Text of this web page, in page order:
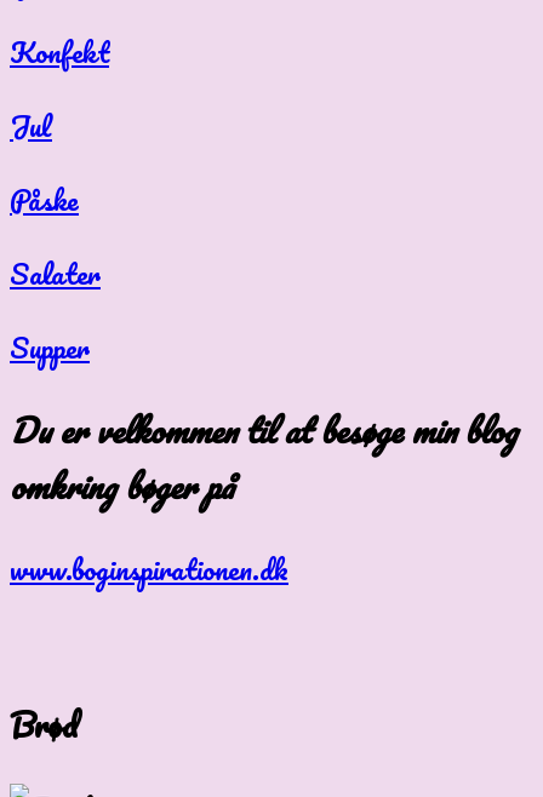
Konfekt
Jul
Påske
Salater
Supper
Du er velkommen til at besøge min blog
omkring bøger på
www.boginspirationen.dk
Brød